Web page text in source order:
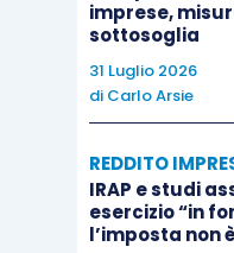
processo di
ovvero in esito
termine della durata
consegne ripartite
ritenendo
indicato nel venir
imprese,
sottosoglia
31 Luglio 2026
di Carlo Arsie
REDDITO
IRAP e studi
esercizio “in
l’imposta non